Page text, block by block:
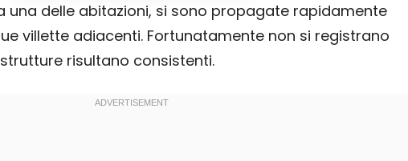
una delle abitazioni, si sono propagate rapidamente
villette adiacenti. Fortunatamente non si registrano
risultano consistenti.